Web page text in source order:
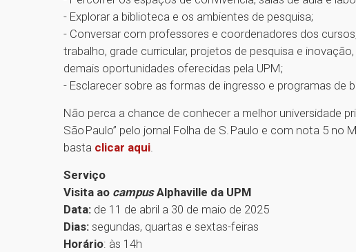
- Explorar a biblioteca e os ambientes de pesquisa;
- Conversar com professores e coordenadores dos
trabalho, grade curricular, projetos de pesquisa e
demais oportunidades oferecidas pela UPM;
- Esclarecer sobre as formas de ingresso e programas de
Não perca a chance de conhecer a melhor universidade
São Paulo” pelo jornal Folha de S. Paulo e com nota 5 no
basta clicar aqui.
Serviço
Visita ao campusAlphaville da UPM
Data: de 11 de abril a 30 de maio de 2025
Dias: segundas, quartas e sextas-feiras
Horário: às 14h